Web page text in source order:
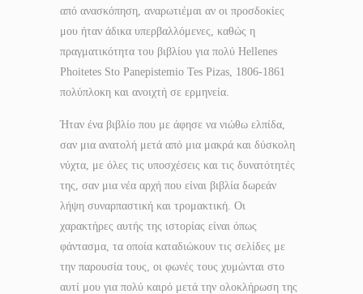
από ανασκόπηση, αναρωτιέμαι αν οι προσδοκίες
μου ήταν άδικα υπερβαλλόμενες, καθώς η
πραγματικότητα του βιβλίου για πολύ Hellenes
Phoitetes Sto Panepistemio Tes Pizas, 1806-1861
πολύπλοκη και ανοιχτή σε ερμηνεία.
Ήταν ένα βιβλίο που με άφησε να νιώθω ελπίδα,
σαν μια ανατολή μετά από μια μακρά και δύσκολη
νύχτα, με όλες τις υποσχέσεις και τις δυνατότητές
της, σαν μια νέα αρχή που είναι βιβλία δωρεάν
λήψη συναρπαστική και τρομακτική. Οι
χαρακτήρες αυτής της ιστορίας είναι όπως
φάντασμα, τα οποία καταδιώκουν τις σελίδες με
την παρουσία τους, οι φωνές τους χυμώνται στο
αυτί μου για πολύ καιρό μετά την ολοκλήρωση της